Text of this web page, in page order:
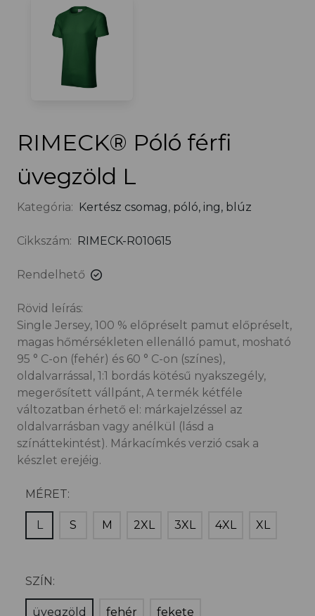
RIMECK® Póló férfi
üvegzöld L
Kategória: Kertész csomag, póló, ing, blúz
Cikkszám: RIMECK-R010615
Rendelhető
Rövid leírás:
Single Jersey, 100 % előpréselt pamut előpréselt,
magas hőmérsékleten ellenálló pamut, mosható
95 ° C-on (fehér) és 60 ° C-on (színes),
oldalvarrással, 1:1 bordás kötésű nyakszegély,
megerősített vállpánt, A termék kétféle
változatban érhető el: márkajelzéssel az
oldalvarrásban vagy anélkül (lásd a
színáttekintést). Márkacímkés verzió csak a
készlet erejéig.
MÉRET:
L S M 2XL 3XL 4XL XL
SZÍN:
üvegzöld fehér fekete